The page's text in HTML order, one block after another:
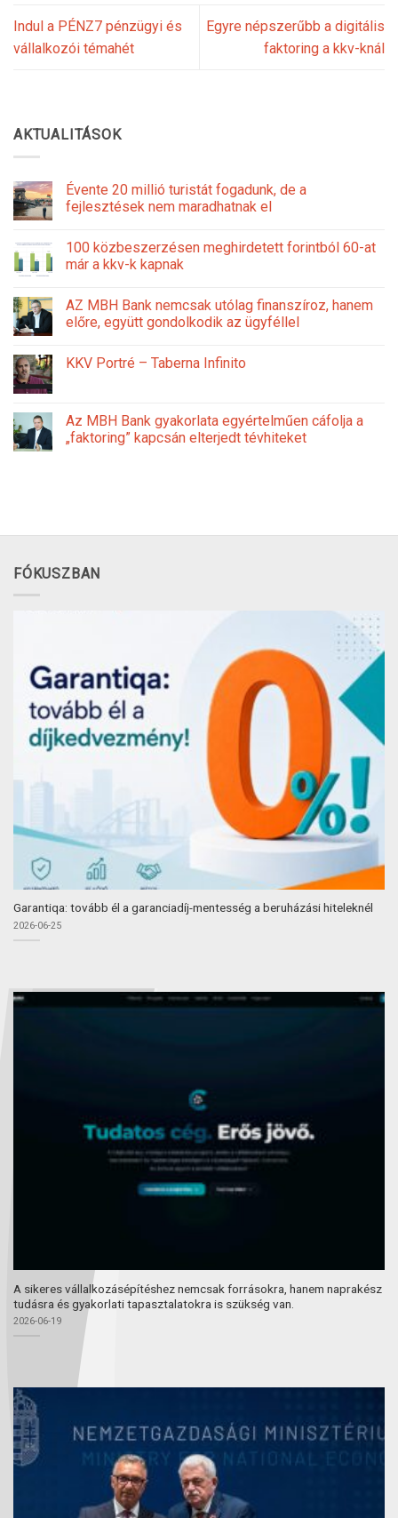
Indul a PÉNZ7 pénzügyi és
vállalkozói témahét
Egyre népszerűbb a digitális
faktoring a kkv-knál
AKTUALITÁSOK
Évente 20 millió turistát fogadunk, de a
fejlesztések nem maradhatnak el
100 közbeszerzésen meghirdetett forintból 60-at
már a kkv-k kapnak
AZ MBH Bank nemcsak utólag finanszíroz, hanem
előre, együtt gondolkodik az ügyféllel
KKV Portré – Taberna Infinito
Az MBH Bank gyakorlata egyértelműen cáfolja a
„faktoring” kapcsán elterjedt tévhiteket
FÓKUSZBAN
Garantiqa: tovább él a garanciadíj-mentesség a beruházási hiteleknél
2026-06-25
A sikeres vállalkozásépítéshez nemcsak forrásokra, hanem naprakész
tudásra és gyakorlati tapasztalatokra is szükség van.
2026-06-19